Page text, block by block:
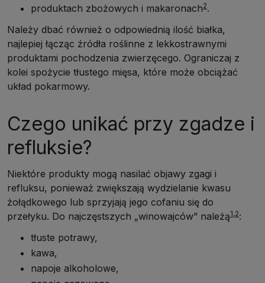
produktach zbożowych i makaronach2.
Należy dbać również o odpowiednią ilość białka,
najlepiej łącząc źródła roślinne z lekkostrawnymi
produktami pochodzenia zwierzęcego. Ograniczaj z
kolei spożycie tłustego mięsa, które może obciążać
układ pokarmowy.
Czego unikać przy zgadze i
refluksie?
Niektóre produkty mogą nasilać objawy zgagi i
refluksu, ponieważ zwiększają wydzielanie kwasu
żołądkowego lub sprzyjają jego cofaniu się do
przełyku. Do najczęstszych „winowajców” należą1,2:
tłuste potrawy,
kawa,
napoje alkoholowe,